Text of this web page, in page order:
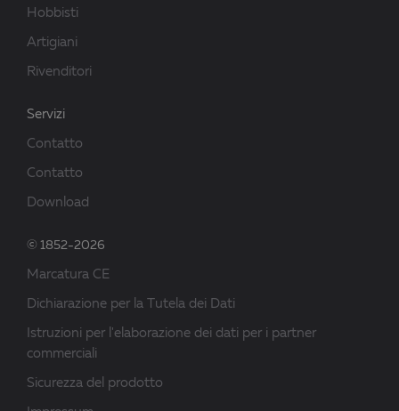
Hobbisti
Artigiani
Rivenditori
Servizi
Contatto
Contatto
Download
© 1852-2026
Marcatura CE
Dichiarazione per la Tutela dei Dati
Istruzioni per l'elaborazione dei dati per i partner
commerciali
Sicurezza del prodotto